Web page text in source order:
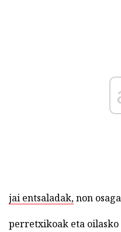
jai entsaladak,non
perretxikoak eta